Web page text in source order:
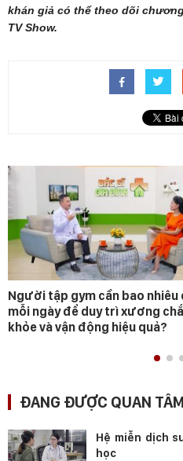
khán giả có thể theo dõi
TV Show.
Người tập gym cần bao nhiêu
mỗi ngày để duy trì xương
khỏe và vận động hiệu quả?
ĐANG ĐƯỢC QUAN TÂM
Hệ miễn dịch
học